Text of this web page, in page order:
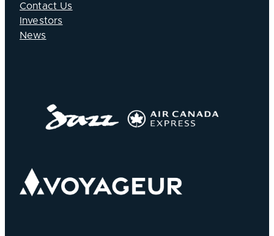
Contact Us
Investors
News